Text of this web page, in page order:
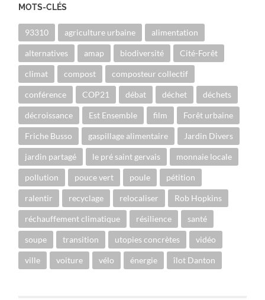
MOTS-CLÉS
93310 agriculture urbaine alimentation
alternatives amap biodiversité Cité-Forêt
climat compost composteur collectif
conférence COP21 débat déchet déchets
décroissance Est Ensemble film Forêt urbaine
Friche Busso gaspillage alimentaire Jardin Divers
jardin partagé le pré saint gervais monnaie locale
pollution pouce vert poule pétition
ralentir recyclage relocaliser Rob Hopkins
réchauffement climatique résilience santé
soupe transition utopies concrètes vidéo
ville voiture vélo énergie îlot Danton